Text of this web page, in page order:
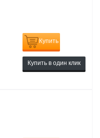
Купить
Купить в один клик